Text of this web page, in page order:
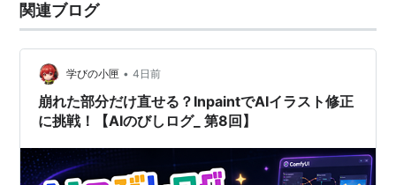
関連ブログ
学びの小匣 • 4日前
崩れた部分だけ直せる？InpaintでAIイラスト修正
に挑戦！【AIのびしログ_ 第8回】